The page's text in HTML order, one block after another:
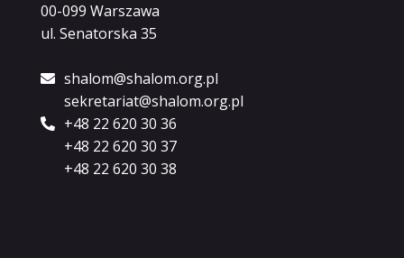
00-099 Warszawa
ul. Senatorska 35
shalom@shalom.org.pl
sekretariat@shalom.org.pl
+48 22 620 30 36
+48 22 620 30 37
+48 22 620 30 38